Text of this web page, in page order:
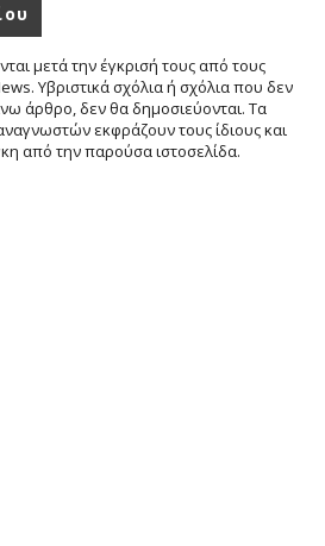
μετά την έγκρισή τους από τους
Υβριστικά σχόλια ή σχόλια που δεν
άρθρο, δεν θα δημοσιεύονται. Τα
εκφράζουν τους ίδιους και
από την παρούσα ιστοσελίδα.